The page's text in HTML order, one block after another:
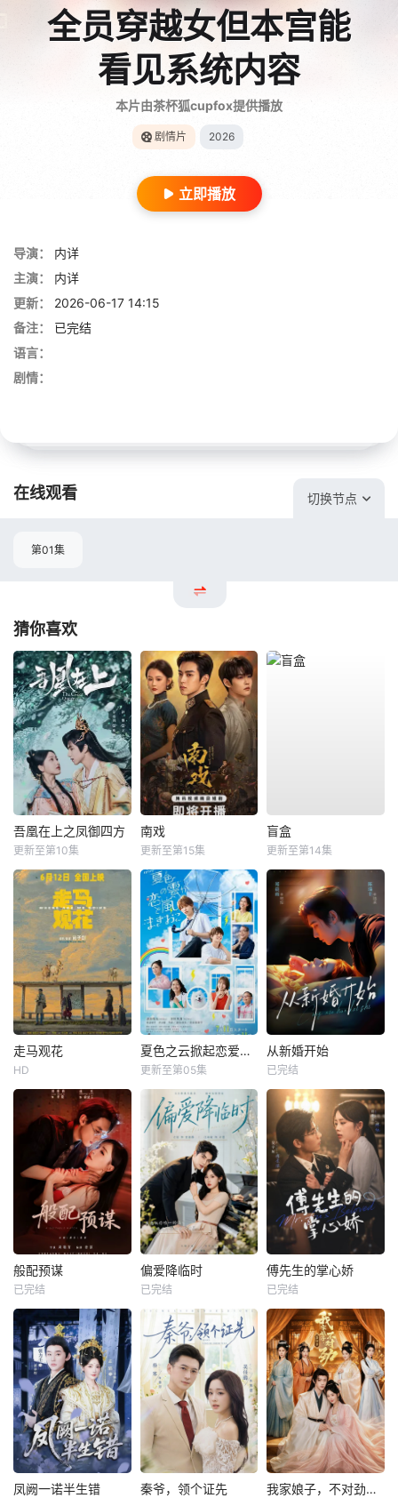
全员穿越女但本宫能
看见系统内容
本片由茶杯狐cupfox提供播放
剧情片 2026
立即播放
导演：
内详
主演：
内详
更新：
2026-06-17 14:15
备注：
已完结
语言：
剧情：
在线观看 切换节点
第01集
猜你喜欢
吾凰在上之凤御四方
更新至第10集
南戏
更新至第15集
盲盒
更新至第14集
走马观花
HD
夏色之云掀起恋爱与风暴
更新至第05集
从新婚开始
已完结
般配预谋
已完结
偏爱降临时
已完结
傅先生的掌心娇
已完结
凤阙一诺半生错 秦爷，领个证先 我家娘子，不对劲第四季